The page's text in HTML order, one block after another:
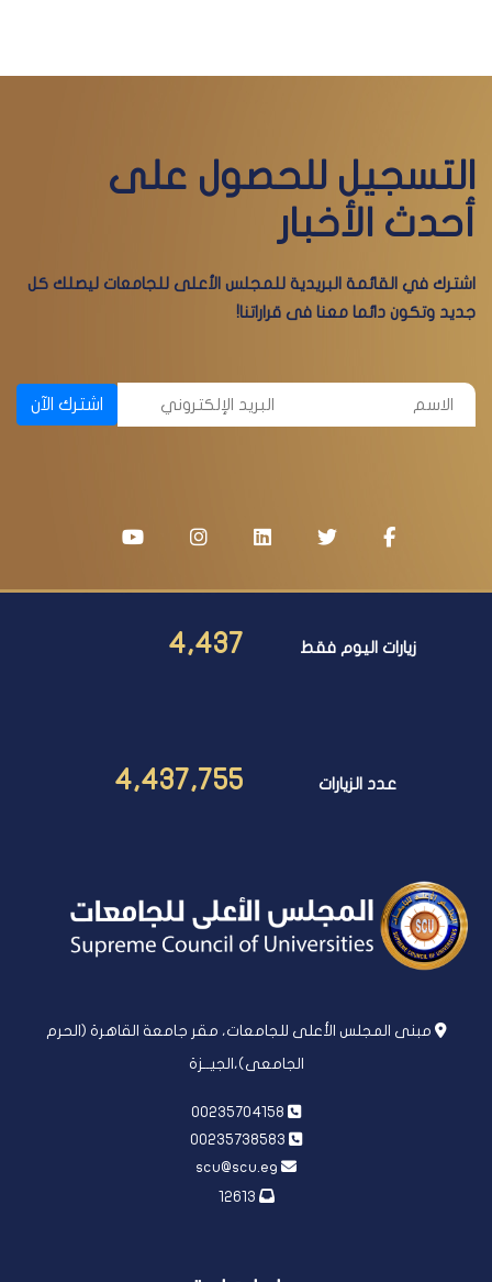
التسجيل للحصول على
أحدث الأخبار
اشترك في القائمة البريدية للمجلس الأعلى للجامعات ليصلك كل
جديد وتكون دائما معنا فى قراراتنا!
اشترك الآن
زيارات اليوم فقط 4,437
عدد الزيارات 4,437,755
مبنى المجلس الأعلى للجامعات، مقر جامعة القاهرة (الحرم
الجامعى)،الجيــزة